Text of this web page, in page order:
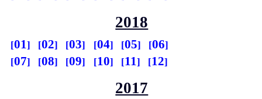
2018
01 02 03 04 05
06
07
08 09 10 11 12
2017